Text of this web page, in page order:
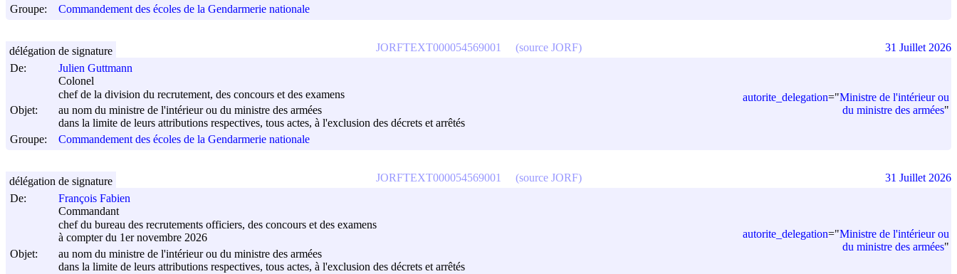
Groupe:
Commandement des écoles de la Gendarmerie nationale
De:
Julien Guttmann
Colonel
chef de la division du recrutement, des concours et des examens
Objet:
au nom du ministre de l'intérieur ou du ministre des armées
dans la limite de leurs attributions respectives, tous actes, à l'exclusion des décrets et arrêtés
Groupe:
Commandement des écoles de la Gendarmerie nationale
autorite_delegation="Ministre de l'intérieur ou
du ministre des armées"
JORFTEXT000054569001 (source JORF)
délégation de signature 31 Juillet 2026
De:
François Fabien
Commandant
chef du bureau des recrutements officiers, des concours et des examens
à compter du 1er novembre 2026
Objet:
au nom du ministre de l'intérieur ou du ministre des armées
dans la limite de leurs attributions respectives, tous actes, à l'exclusion des décrets et arrêtés
autorite_delegation="Ministre de l'intérieur ou
du ministre des armées"
JORFTEXT000054569001 (source JORF)
délégation de signature 31 Juillet 2026